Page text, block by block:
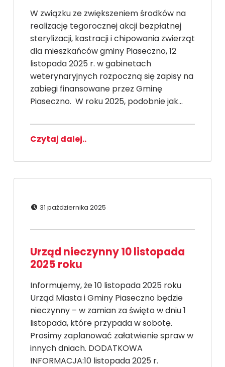
W związku ze zwiększeniem środków na
realizację tegorocznej akcji bezpłatnej
sterylizacji, kastracji i chipowania zwierząt
dla mieszkańców gminy Piaseczno, 12
listopada 2025 r. w gabinetach
weterynaryjnych rozpoczną się zapisy na
zabiegi finansowane przez Gminę
Piaseczno. W roku 2025, podobnie jak…
Czytaj dalej..
Dodano:
31 października 2025
Urząd nieczynny 10 listopada
2025 roku
Informujemy, że 10 listopada 2025 roku
Urząd Miasta i Gminy Piaseczno będzie
nieczynny – w zamian za święto w dniu 1
listopada, które przypada w sobotę.
Prosimy zaplanować załatwienie spraw w
innych dniach. DODATKOWA
INFORMACJA:10 listopada 2025 r.